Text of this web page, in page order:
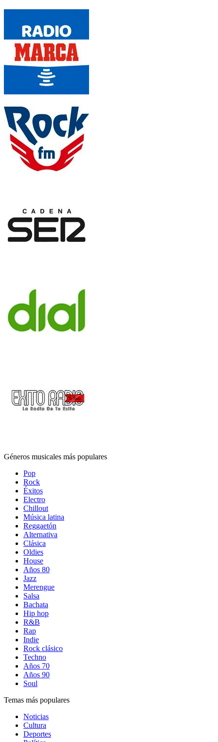
Géneros musicales más populares
Pop
Rock
Éxitos
Electro
Chillout
Música latina
Reggaetón
Alternativa
Clásica
Oldies
House
Años 80
Jazz
Merengue
Salsa
Bachata
Hip hop
R&B
Rap
Indie
Rock clásico
Techno
Años 70
Años 90
Soul
Temas más populares
Noticias
Cultura
Deportes